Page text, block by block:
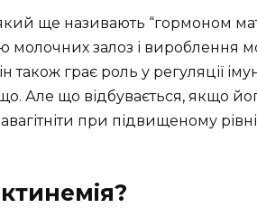
ще називають “гормоном
молочних залоз і вироблення
грає роль у регуляції
Але що відбувається, якщо
при підвищеному